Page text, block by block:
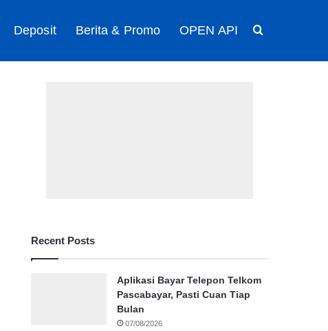
Deposit Berita & Promo OPEN API
Recent Posts
Aplikasi Bayar Telepon Telkom
Pascabayar, Pasti Cuan Tiap
Bulan
07/08/2026